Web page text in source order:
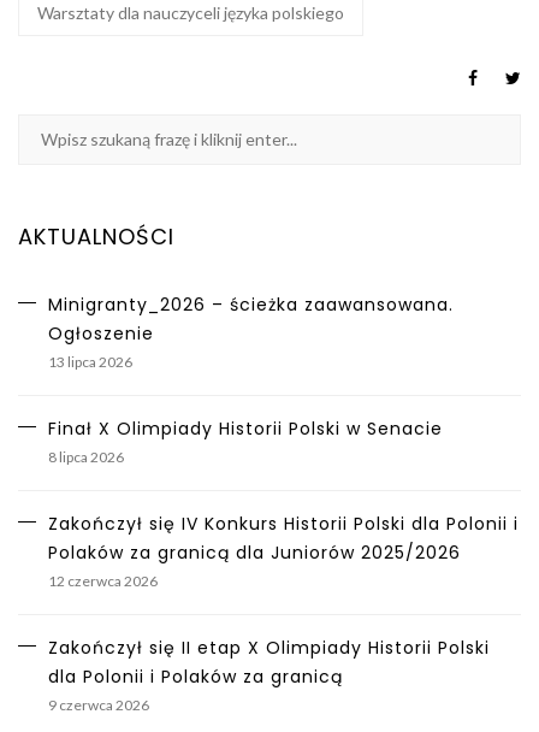
Warsztaty dla nauczyceli języka polskiego
AKTUALNOŚCI
Minigranty_2026 – ścieżka zaawansowana.
Ogłoszenie
13 lipca 2026
Finał X Olimpiady Historii Polski w Senacie
8 lipca 2026
Zakończył się IV Konkurs Historii Polski dla Polonii i
Polaków za granicą dla Juniorów 2025/2026
12 czerwca 2026
Zakończył się II etap X Olimpiady Historii Polski
dla Polonii i Polaków za granicą
9 czerwca 2026